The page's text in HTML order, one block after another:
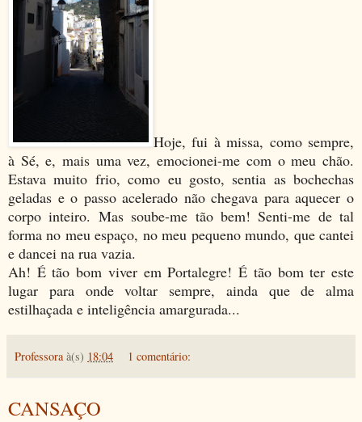
Hoje, fui à missa, como sempre,
à Sé, e, mais uma vez, emocionei-me com o meu chão.
Estava muito frio, como eu gosto, sentia as bochechas
geladas e o passo acelerado não chegava para aquecer o
corpo inteiro. Mas soube-me tão bem! Senti-me de tal
forma no meu espaço, no meu pequeno mundo, que cantei
e dancei na rua vazia.
Ah! É tão bom viver em Portalegre! É tão bom ter este
lugar para onde voltar sempre, ainda que de alma
estilhaçada e inteligência amargurada...
Professora à(s) 18:04 1 comentário:
CANSAÇO